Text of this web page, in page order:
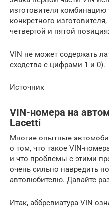
изготовителя
конкретного
четвертой и пятой
VIN не может содержать
сходства с цифрами 1 и 0).
Источник
VIN-номера на
Lacetti
Многие опытные
о том, что такое VIN-
и что проблемы с этими
очень сильно навредить
автолюбителю. Давайте
Итак, аббревиатура VIN